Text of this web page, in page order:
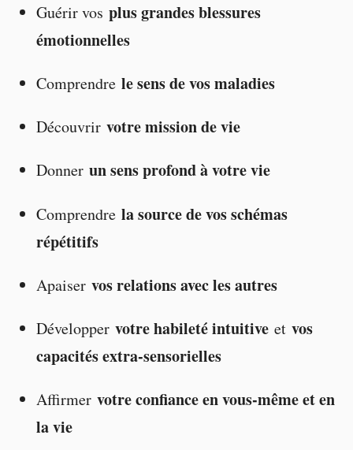
Guérir vosplus grandes blessures
émotionnelles
Comprendre le sens de vos maladies
Découvrirvotre mission de vie
Donnerun sens profond à votre vie
Comprendrela source de vos schémas
répétitifs
Apaiser vos relations avec les autres
Développervotre habileté intuitive etvos
capacités extra-sensorielles
Affirmervotre confiance en vous-même et en
la vie